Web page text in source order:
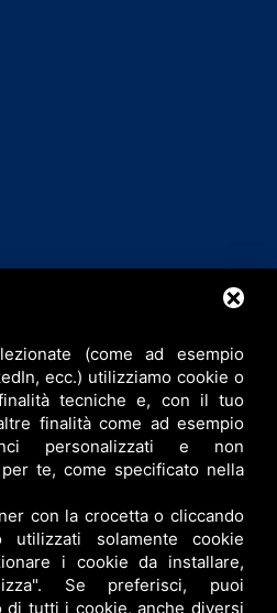
(come ad esempio
ecc.) utilizziamo cookie o
tecniche e, con il tuo
finalità come ad esempio
personalizzati e non
te, come specificato nella
con la crocetta o cliccando
utilizzati solamente cookie
i cookie da installare,
Se preferisci, puoi
di tutti i cookie, anche diversi